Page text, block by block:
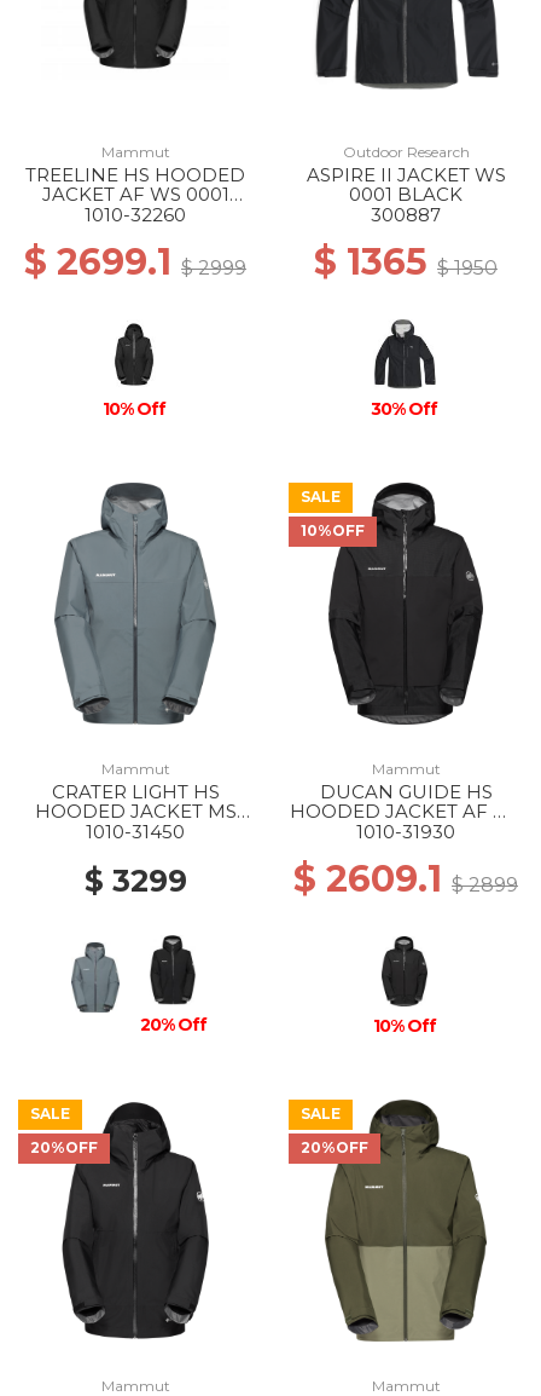
Mammut
TREELINE HS HOODED
JACKET AF WS 0001
BLACK
1010-32260
$ 2699.1 $ 2999
10% Off
Outdoor Research
ASPIRE II JACKET WS
0001 BLACK
300887
$ 1365 $ 1950
30% Off
Mammut
CRATER LIGHT HS
HOODED JACKET MS
00789 STRATA
1010-31450
$ 3299
20% Off
SALE
10%OFF
Mammut
DUCAN GUIDE HS
HOODED JACKET AF MS
0001 BLACK
1010-31930
$ 2609.1 $ 2899
10% Off
SALE
20%OFF
Mammut
SALE
20%OFF
Mammut